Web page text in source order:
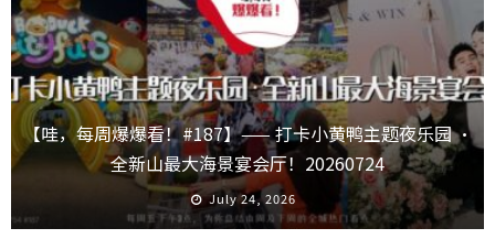
【哇，每周爆爆看！#187】—— 打卡小黄鸭主题夜乐园 ·
全新山最大海景宴会厅！20260724
July 24, 2026